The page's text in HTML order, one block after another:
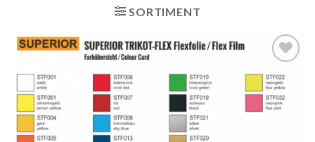
SORTIMENT
Auf die
Wunschliste